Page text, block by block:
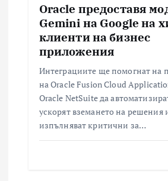
Oracle предоставя
Gemini на Google на
клиенти на бизнес
приложения
Интеграциите ще помогнат на
на Oracle Fusion Cloud
Oracle NetSuite да
ускорят вземането на решения
изпълняват критични за…